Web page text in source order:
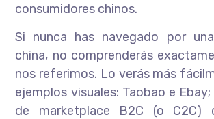
consumidores chinos.
Si nunca has navegado por
china, no comprenderás
nos referimos. Lo verás más
ejemplos visuales: Taobao e
de marketplace B2C (o C2C)